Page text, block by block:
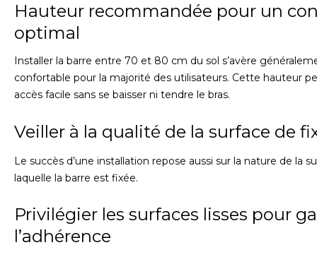
Hauteur recommandée pour un
optimal
Installer la barre entre 70 et 80 cm du sol s’avère
confortable pour la majorité des utilisateurs. Cette hauteur
accès facile sans se baisser ni tendre le bras.
Veiller à la qualité de la surface de
Le succès d’une installation repose aussi sur la nature de la
laquelle la barre est fixée.
Privilégier les surfaces lisses pour
l’adhérence